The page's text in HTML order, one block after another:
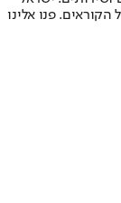
פנו אלינו